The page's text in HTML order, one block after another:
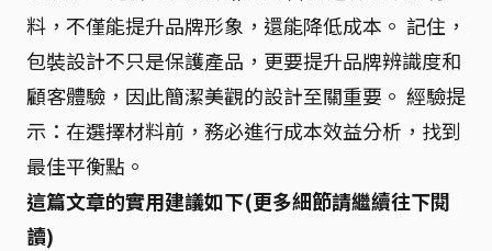
料，不僅能提升品牌形象，還能降低成本。 記住，
包裝設計不只是保護產品，更要提升品牌辨識度和
顧客體驗，因此簡潔美觀的設計至關重要。 經驗提
示：在選擇材料前，務必進行成本效益分析，找到
最佳平衡點。
這篇文章的實用建議如下(更多細節請繼續往下閱
讀)